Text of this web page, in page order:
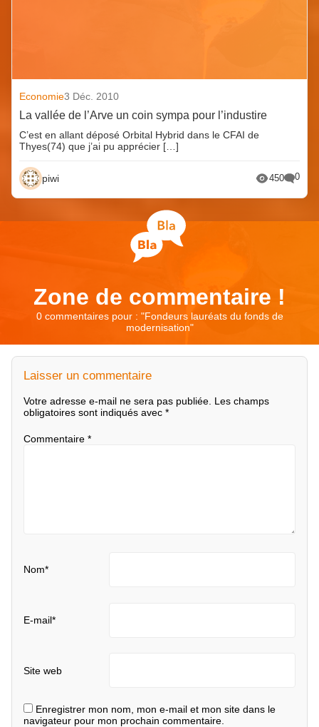
Economie3 Déc. 2010
La vallée de l’Arve un coin sympa pour l’industire
C’est en allant déposé Orbital Hybrid dans le CFAI de
Thyes(74) que j’ai pu apprécier […]
piwi 450 0
Zone de commentaire !
0 commentaires pour : "Fondeurs lauréats du fonds de
modernisation"
Laisser un commentaire
Votre adresse e-mail ne sera pas publiée. Les champs
obligatoires sont indiqués avec *
Commentaire *
Nom*
E-mail*
Site web
Enregistrer mon nom, mon e-mail et mon site dans le
navigateur pour mon prochain commentaire.